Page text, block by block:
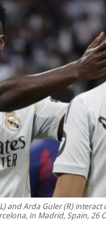
and Arda Guler (R)
in Madrid, Spain, 26